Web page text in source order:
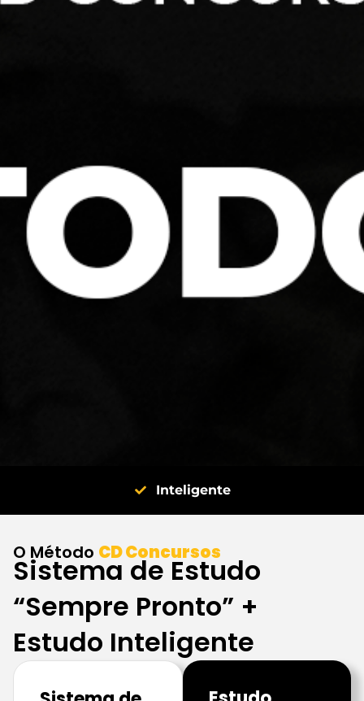
Inteligente
O Método CD Concursos
Sistema de Estudo
“Sempre Pronto” +
Estudo Inteligente